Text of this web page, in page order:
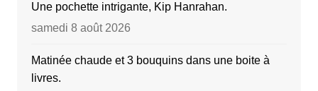
Une pochette intrigante, Kip Hanrahan.
samedi 8 août 2026
Matinée chaude et 3 bouquins dans une boite à
livres.